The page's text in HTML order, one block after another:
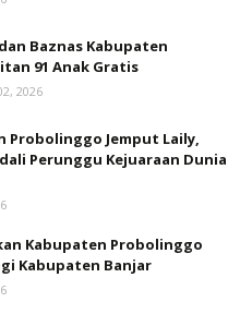
Baznas Kabupaten
91 Anak Gratis
2026
Probolinggo Jemput Laily,
Perunggu Kejuaraan Dunia
Kabupaten Probolinggo
Kabupaten Banjar